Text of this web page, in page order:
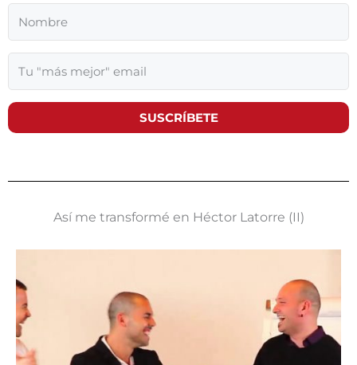
SUSCRÍBETE
Así me transformé en Héctor Latorre (II)